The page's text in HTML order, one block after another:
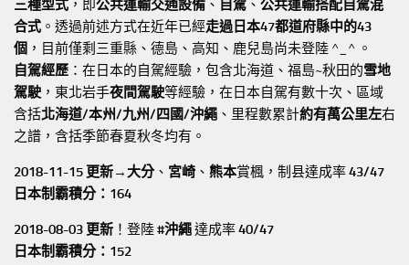
三種型式 ，即公共運輸交通設備 、 自駕 、 公共運輸搭配自駕混
合式 。透過前述方式在近年已經走過日本47都道府縣中的43
個 ，目前僅剩三重縣、德島、高知、鹿兒島尚未登陸 ^_^ 。
自駕經歷 ：在日本的自駕經驗，包含北海道、福島~秋田的雪地
駕駛 ，東北岩手夜間駕駛等經驗，在日本自駕有數十次、區域
含括北海道/本州/九州/四國/沖繩 、里程數累計約有萬公里左右
之譜，含括季節春夏秋冬均有。
2018-11-15 更新→ 大分、 宮崎 、 熊本賞楓，制县達成率43/47
日本制霸積分：164
2018-08-03 更新 ！登陸#沖繩達成率40/47
日本制霸積分：152